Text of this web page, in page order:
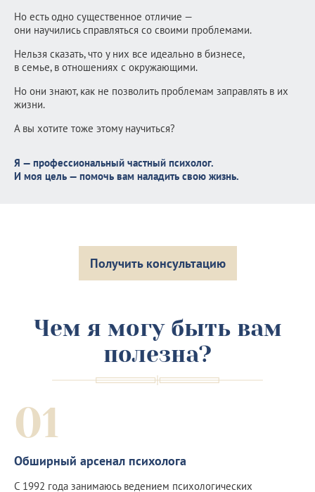
Но есть одно существенное отличие —
они научились справляться со своими проблемами.
Нельзя сказать, что у них все идеально в бизнесе,
в семье, в отношениях с окружающими.
Но они знают, как не позволить проблемам заправлять в их
жизни.
А вы хотите тоже этому научиться?
Я — профессиональный частный психолог.
И моя цель — помочь вам наладить свою жизнь.
Получить консультацию
Чем я могу быть вам
полезна?
01
Обширный арсенал психолога
С 1992 года занимаюсь ведением психологических